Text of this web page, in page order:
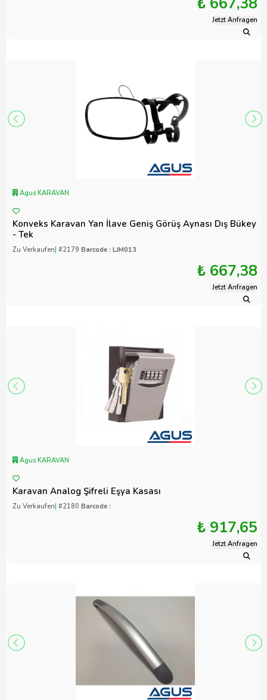
Jetzt Anfragen
Agus KARAVAN
Konveks Karavan Yan İlave Geniş Görüş Aynası Dış Bükey
- Tek
Zu Verkaufen| #2179 Barcode : LJM013
₺ 667,38
Jetzt Anfragen
Agus KARAVAN
Karavan Analog Şifreli Eşya Kasası
Zu Verkaufen| #2180 Barcode :
₺ 917,65
Jetzt Anfragen